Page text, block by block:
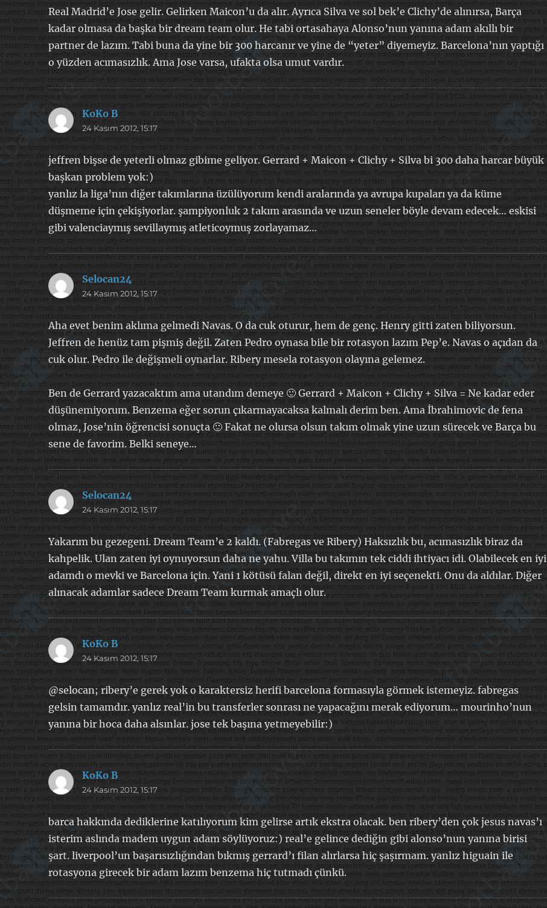
Real Madrid’e Jose gelir. Gelirken Maicon’u da alır. Ayrıca Silva ve sol bek’e Clichy’de alınırsa, Barça
kadar olmasa da başka bir dream team olur. He tabi ortasahaya Alonso’nun yanına adam akıllı bir
partner de lazım. Tabi buna da yine bir 300 harcanır ve yine de “yeter” diyemeyiz. Barcelona’nın yaptığı
o yüzden acımasızlık. Ama Jose varsa, ufakta olsa umut vardır.
KoKo Bdedi
ki:
24 Kasım 2012, 15:17
jeffren bişse de yeterli olmaz gibime geliyor. Gerrard + Maicon + Clichy + Silva bi 300 daha harcar büyük
başkan problem yok:)
yanlız la liga’nın diğer takımlarına üzülüyorum kendi aralarında ya avrupa kupaları ya da küme
düşmeme için çekişiyorlar. şampiyonluk 2 takım arasında ve uzun seneler böyle devam edecek… eskisi
gibi valenciaymış sevillaymış atleticoymuş zorlayamaz…
Selocan24 dedi
ki:
24 Kasım 2012, 15:17
Aha evet benim aklıma gelmedi Navas. O da cuk oturur, hem de genç. Henry gitti zaten biliyorsun.
Jeffren de henüz tam pişmiş değil. Zaten Pedro oynasa bile bir rotasyon lazım Pep’e. Navas o açıdan da
cuk olur. Pedro ile değişmeli oynarlar. Ribery mesela rotasyon olayına gelemez.
Ben de Gerrard yazacaktım ama utandım demeye 🙂 Gerrard + Maicon + Clichy + Silva = Ne kadar eder
düşünemiyorum. Benzema eğer sorun çıkarmayacaksa kalmalı derim ben. Ama İbrahimovic de fena
olmaz, Jose’nin öğrencisi sonuçta 🙂 Fakat ne olursa olsun takım olmak yine uzun sürecek ve Barça bu
sene de favorim. Belki seneye…
Selocan24dedi
ki:
24 Kasım 2012, 15:17
Yakarım bu gezegeni. Dream Team’e 2 kaldı. (Fabregas ve Ribery) Haksızlık bu, acımasızlık biraz da
kahpelik. Ulan zaten iyi oynuyorsun daha ne yahu. Villa bu takımın tek ciddi ihtiyacı idi. Olabilecek en iyi
adamdı o mevki ve Barcelona için. Yani 1 kötüsü falan değil, direkt en iyi seçenekti. Onu da aldılar. Diğer
alınacak adamlar sadece Dream Team kurmak amaçlı olur.
KoKo Bdedi
ki:
24 Kasım 2012, 15:17
@selocan; ribery’e gerek yok o karaktersiz herifi barcelona formasıyla görmek istemeyiz. fabregas
gelsin tamamdır. yanlız real’in bu transferler sonrası ne yapacağını merak ediyorum… mourinho’nun
yanına bir hoca daha alsınlar. jose tek başına yetmeyebilir:)
KoKo B dedi
ki:
24 Kasım 2012, 15:17
barca hakkında dediklerine katılıyorum kim gelirse artık ekstra olacak. ben ribery’den çok jesus navas’ı
isterim aslında madem uygun adam söylüyoruz:) real’e gelince dediğin gibi alonso’nun yanına birisi
şart. liverpool’un başarısızlığından bıkmış gerrard’ı filan alırlarsa hiç şaşırmam. yanlız higuain ile
rotasyona girecek bir adam lazım benzema hiç tutmadı çünkü.